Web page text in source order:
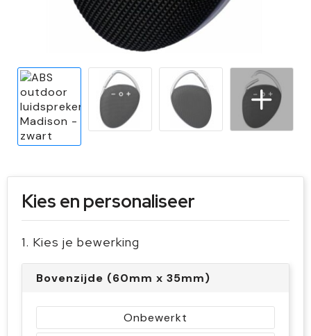
Sleutelhangers en Lanyards
Spellen voor binnen en buiten
Sport
Veiligheid, Auto en Fiets
Handschoenen en Sjaals
Kies en personaliseer
1. Kies je bewerking
Bovenzijde (60mm x 35mm)
Onbewerkt